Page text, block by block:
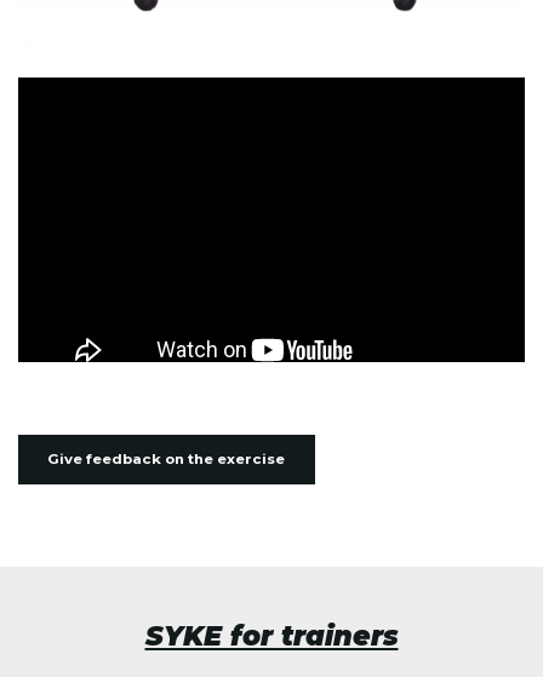
Give feedback on the exercise
SYKE for trainers